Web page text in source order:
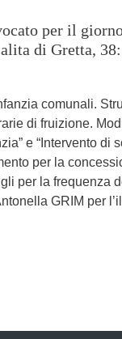
per il
di Gretta, 38:
comunali.
di fruizione.
e “Intervento di
per la
per la frequenza
GRIM per